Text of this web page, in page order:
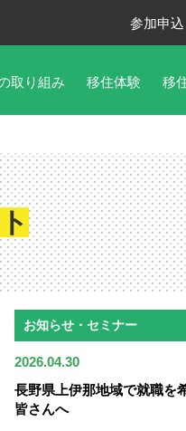
参加申
取り組み 移住体験 移
お知らせ・セミナー
2026.04.30
長野県上伊那地域で就職を
皆さんへ